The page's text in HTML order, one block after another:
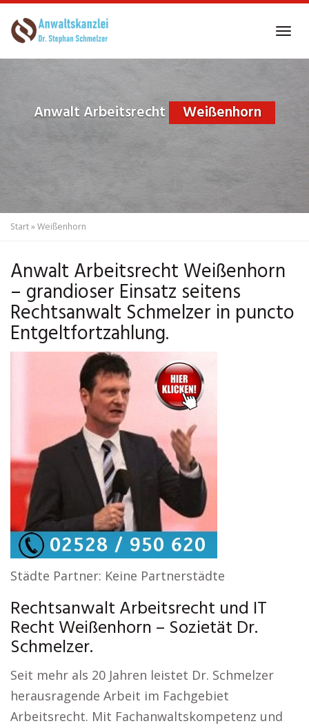
to
Anwalt Arbeitsrecht Weißenhorn
Start»Weißenhorn
Anwalt Arbeitsrecht Weißenhorn
– grandioser Einsatz seitens
Rechtsanwalt Schmelzer in puncto
Entgeltfortzahlung.
Städte Partner: Keine Partnerstädte
Rechtsanwalt Arbeitsrecht und IT
Recht Weißenhorn – Sozietät Dr.
Schmelzer.
Seit mehr als 20 Jahren leistet Dr. Schmelzer
herausragende Arbeit im Fachgebiet
Arbeitsrecht. Mit Fachanwaltskompetenz und